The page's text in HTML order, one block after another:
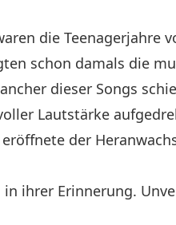
die Teenagerjahre
schon damals die
dieser Songs
Lautstärke
der
ihrer Erinnerung.